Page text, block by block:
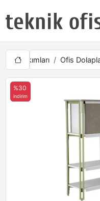
Ofis Takımları Ofis
%30
indirim